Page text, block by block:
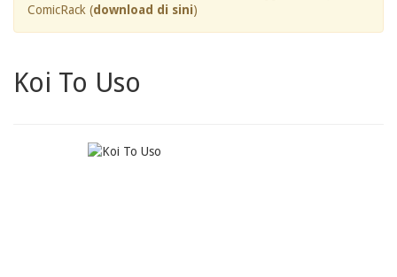
ComicRack (download di sini)
Koi To Uso